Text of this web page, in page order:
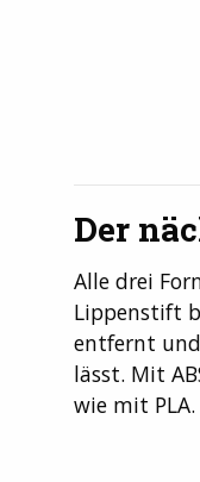
Der
Alle drei
Lippenstift
entfernt
lässt. Mit
wie mit